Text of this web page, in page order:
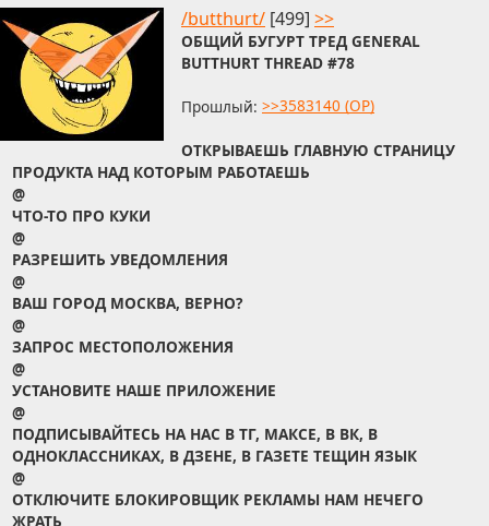
/butthurt/ [499] >>
ОБЩИЙ БУГУРТ ТРЕД GENERAL
BUTTHURT THREAD #78
Прошлый: >>3583140 (OP)
ОТКРЫВАЕШЬ ГЛАВНУЮ СТРАНИЦУ
ПРОДУКТА НАД КОТОРЫМ РАБОТАЕШЬ
@
ЧТО-ТО ПРО КУКИ
@
РАЗРЕШИТЬ УВЕДОМЛЕНИЯ
@
ВАШ ГОРОД МОСКВА, ВЕРНО?
@
ЗАПРОС МЕСТОПОЛОЖЕНИЯ
@
УСТАНОВИТЕ НАШЕ ПРИЛОЖЕНИЕ
@
ПОДПИСЫВАЙТЕСЬ НА НАС В ТГ, МАКСЕ, В ВК, В
ОДНОКЛАССНИКАХ, В ДЗЕНЕ, В ГАЗЕТЕ ТЕЩИН ЯЗЫК
@
ОТКЛЮЧИТЕ БЛОКИРОВЩИК РЕКЛАМЫ НАМ НЕЧЕГО
ЖРАТЬ